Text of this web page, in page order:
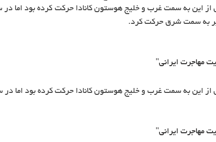
به سمت شرق حرکت کرد.
مهاجرت ایرانی"
و خلیج هوستون کانادا حرکت کرده بود اما در سال 2000، این حرکت تغییر جهت داده و با سرعت دو برابر به سمت شرق
مهاجرت ایرانی"